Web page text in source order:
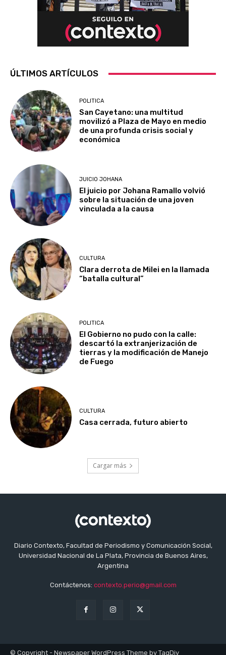
ÚLTIMOS ARTÍCULOS
POLITICA
San Cayetano: una multitud
movilizó a Plaza de Mayo en medio
de una profunda crisis social y
económica
JUICIO JOHANA
El juicio por Johana Ramallo volvió
sobre la situación de una joven
vinculada a la causa
CULTURA
Clara derrota de Milei en la llamada
“batalla cultural”
POLITICA
El Gobierno no pudo con la calle:
descartó la extranjerización de
tierras y la modificación de Manejo
de Fuego
CULTURA
Casa cerrada, futuro abierto
Cargar más
Diario Contexto, Facultad de Periodismo y Comunicación Social,
Universidad Nacional de La Plata, Provincia de Buenos Aires,
Argentina
Contáctenos: contexto.perio@gmail.com
© Copyright - Newspaper WordPress Theme by TagDiv